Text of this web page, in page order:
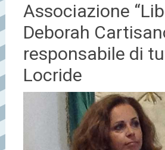
Associazione
Deborah
responsabile di
Locride